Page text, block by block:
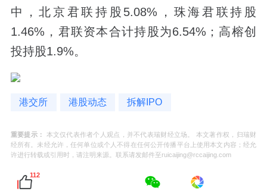
中，北京君联持股5.08%，珠海君联持股
1.46%，君联资本合计持股为6.54%；高榕创
投持股1.9%。
港交所 港股动态 拆解IPO
重要提示：
本文仅代表作者个人观点，并不代表瑞财经立场。 本文著作权，归瑞财
经所有。未经允许，任何单位或个人不得在任何公开传播平台上使用本文内容；经允
许进行转载或引用时，请注明来源。联系请发邮件至ruicaijing@rccaijing.com
112